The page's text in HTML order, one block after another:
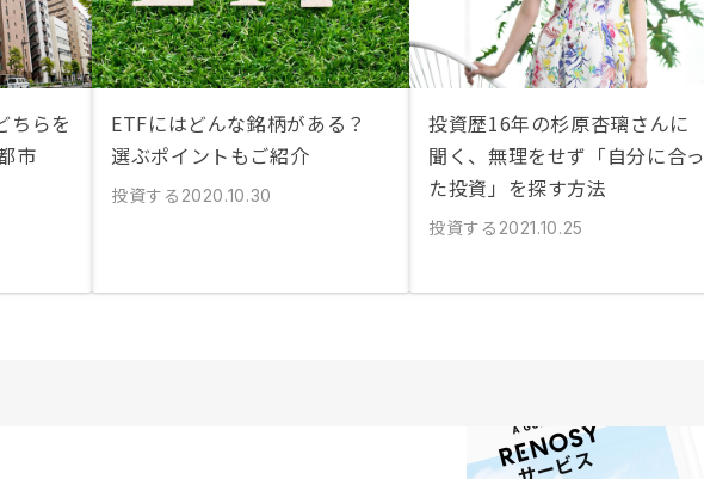
ちらを
市
ETFにはどんな銘柄がある？
選ぶポイントもご紹介
投資する 2020.10.30
投資歴16年の杉原杏璃さんに
聞く、無理をせず「自分に合っ
た投資」を探す方法
投資する 2021.10.25